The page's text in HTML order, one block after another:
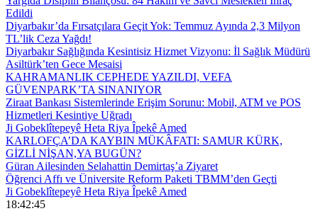
Edildi
Diyarbakır’da Fırsatçılara Geçit Yok: Temmuz Ayında 2,3 Milyon
TL’lik Ceza Yağdı!
Diyarbakır Sağlığında Kesintisiz Hizmet Vizyonu: İl Sağlık Müdürü
Asiltürk’ten Gece Mesaisi
KAHRAMANLIK CEPHEDE YAZILDI, VEFA
GÜVENPARK’TA SINANIYOR
Ziraat Bankası Sistemlerinde Erişim Sorunu: Mobil, ATM ve POS
Hizmetleri Kesintiye Uğradı
Ji Gobeklîtepeyê Heta Riya Îpekê Amed
KARLOFÇA’DA KAYBIN MÜKÂFATI: SAMUR KÜRK,
GİZLİ NİŞAN,YA BUGÜN?
Güran Ailesinden Selahattin Demirtaş’a Ziyaret
Öğrenci Affı ve Üniversite Reform Paketi TBMM’den Geçti
Ji Gobeklîtepeyê Heta Riya Îpekê Amed
18:42:45